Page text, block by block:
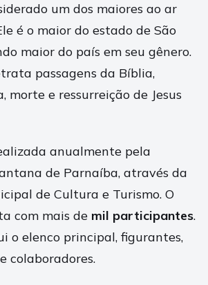
um dos maiores ao ar
é o maior do estado de São
maior do país em seu gênero.
passagens da Bíblia,
morte e ressurreição de Jesus
anualmente pela
de Parnaíba, através da
de Cultura e Turismo. O
com mais de mil participantes.
o elenco principal, figurantes,
colaboradores.